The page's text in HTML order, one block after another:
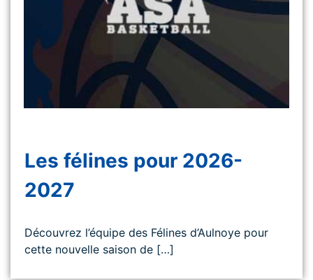
Les félines pour 2026-
2027
Découvrez l’équipe des Félines d’Aulnoye pour
cette nouvelle saison de […]